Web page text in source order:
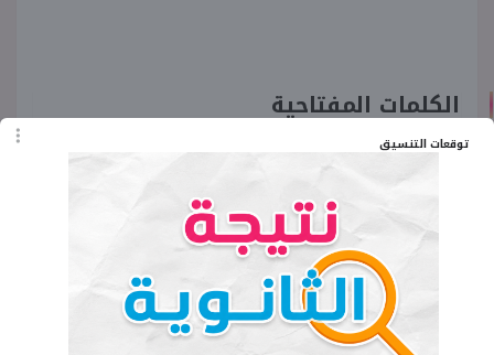
توقعات التنسيق
الكلمات المفتاحية
الثانوي
اختبار الكتروني تفاضل وتكامل تالتة ثانوي
امتحان الكتروني تفاضل وتكامل للثانوية العامة